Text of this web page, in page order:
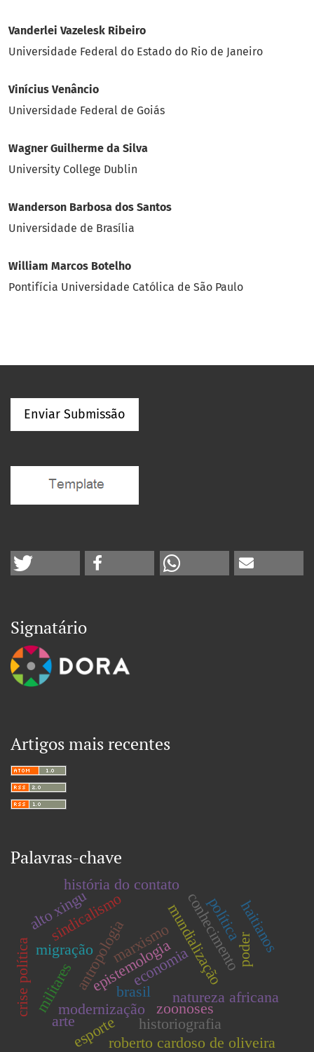
Vanderlei Vazelesk Ribeiro
Universidade Federal do Estado do Rio de Janeiro
Vinícius Venâncio
Universidade Federal de Goiás
Wagner Guilherme da Silva
University College Dublin
Wanderson Barbosa dos Santos
Universidade de Brasília
William Marcos Botelho
Pontifícia Universidade Católica de São Paulo
Enviar Submissão
Signatário
Artigos mais recentes
Palavras-chave
modernização
mundialização
economia
natureza africana
epistemologia
historiografia
antropologia conhecimentopoder
haitianos
brasil
migração
sindicalismo
crise política marxismo
roberto cardoso de oliveira
esporte
militares
história do contato
alto xingu política
arte
zoonoses